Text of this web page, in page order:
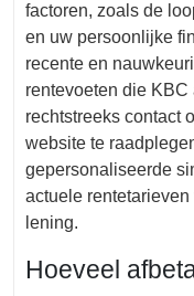
factoren, zoals de
en uw persoonlijke
recente en
rentevoeten die
rechtstreeks contact
website te
gepersonaliseerde
actuele
lening.
Hoeveel